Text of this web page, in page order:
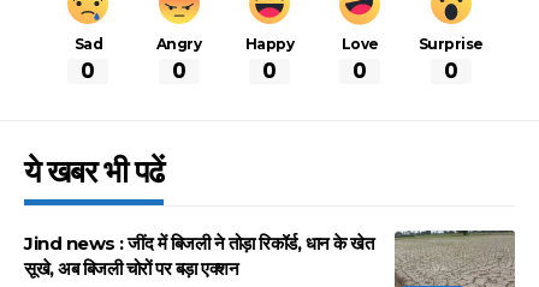
Sad
0
Angry
0
Happy
0
Love
0
Surprise
0
ये खबर भी पढें
Jind news : जींद में बिजली ने तोड़ा रिकॉर्ड, धान के खेत
सूखे, अब बिजली चोरों पर बड़ा एक्शन